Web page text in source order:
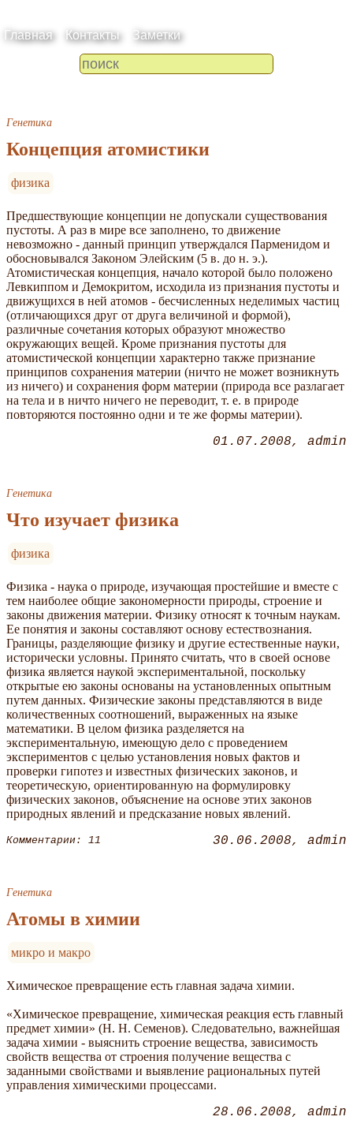
Главная Контакты Заметки
Генетика
Концепция атомистики
физика
Предшествующие концепции не допускали существования
пустоты. А раз в мире все заполнено, то движение
невозможно - данный принцип утверждался Парменидом и
обосновывался Законом Элейским (5 в. до н. э.).
Атомистическая концепция, начало которой было положено
Левкиппом и Демокритом, исходила из признания пустоты и
движущихся в ней атомов - бесчисленных неделимых частиц
(отличающихся друг от друга величиной и формой),
различные сочетания которых образуют множество
окружающих вещей. Кроме признания пустоты для
атомистической концепции характерно также признание
принципов сохранения материи (ничто не может возникнуть
из ничего) и сохранения форм материи (природа все разлагает
на тела и в ничто ничего не переводит, т. е. в природе
повторяются постоянно одни и те же формы материи).
01.07.2008 admin
Генетика
Что изучает физика
физика
Физика - наука о природе, изучающая простейшие и вместе с
тем наиболее общие закономерности природы, строение и
законы движения материи. Физику относят к точным наукам.
Ее понятия и законы составляют основу естествознания.
Границы, разделяющие физику и другие естественные науки,
исторически условны. Принято считать, что в своей основе
физика является наукой экспериментальной, поскольку
открытые ею законы основаны на установленных опытным
путем данных. Физические законы представляются в виде
количественных соотношений, выраженных на языке
математики. В целом физика разделяется на
экспериментальную, имеющую дело с проведением
экспериментов с целью установления новых фактов и
проверки гипотез и известных физических законов, и
теоретическую, ориентированную на формулировку
физических законов, объяснение на основе этих законов
природных явлений и предсказание новых явлений.
Комментарии: 11 30.06.2008 admin
Генетика
Атомы в химии
микро и макро
Химическое превращение есть главная задача химии.
«Химическое превращение, химическая реакция есть главный
предмет химии» (Н. Н. Семенов). Следовательно, важнейшая
задача химии - выяснить строение вещества, зависимость
свойств вещества от строения получение вещества с
заданными свойствами и выявление рациональных путей
управления химическими процессами.
28.06.2008 admin